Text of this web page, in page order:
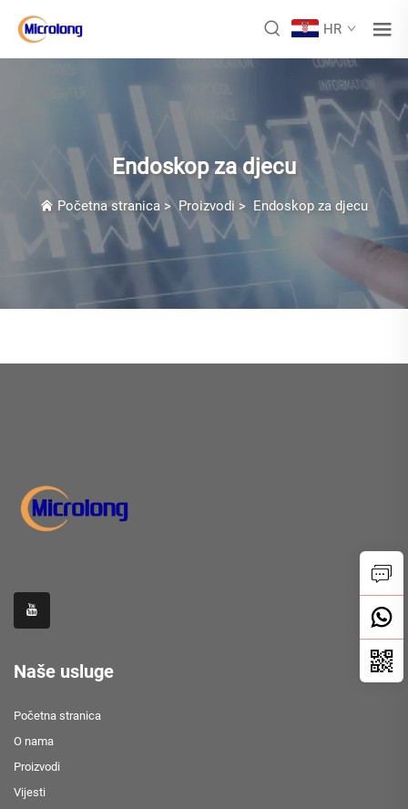
HR
Endoskop za djecu
Početna stranica >Proizvodi > Endoskop za djecu
Naše usluge
Početna stranica
O nama
Proizvodi
Vijesti